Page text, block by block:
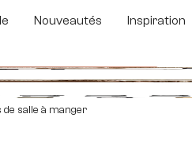
Nouveautés Inspiration
de salle à manger